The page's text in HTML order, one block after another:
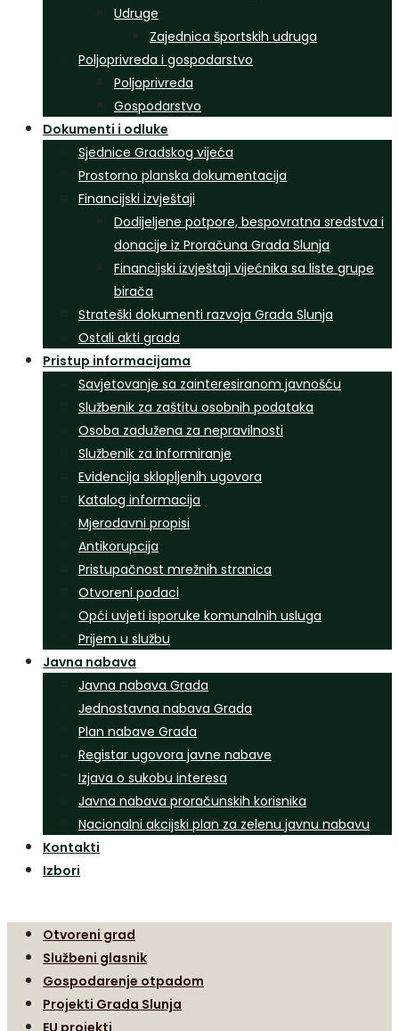
Udruge
Zajednica športskih udruga
Poljoprivreda i gospodarstvo
Poljoprivreda
Gospodarstvo
Dokumenti i odluke
Sjednice Gradskog vijeća
Prostorno planska dokumentacija
Financijski izvještaji
Dodijeljene potpore, bespovratna sredstva i
donacije iz Proračuna Grada Slunja
Financijski izvještaji vijećnika sa liste grupe
birača
Strateški dokumenti razvoja Grada Slunja
Ostali akti grada
Pristup informacijama
Savjetovanje sa zainteresiranom javnošću
Službenik za zaštitu osobnih podataka
Osoba zadužena za nepravilnosti
Službenik za informiranje
Evidencija sklopljenih ugovora
Katalog informacija
Mjerodavni propisi
Antikorupcija
Pristupačnost mrežnih stranica
Otvoreni podaci
Opći uvjeti isporuke komunalnih usluga
Prijem u službu
Javna nabava
Javna nabava Grada
Jednostavna nabava Grada
Plan nabave Grada
Registar ugovora javne nabave
Izjava o sukobu interesa
Javna nabava proračunskih korisnika
Nacionalni akcijski plan za zelenu javnu nabavu
Kontakti
Izbori
Otvoreni grad
Službeni glasnik
Gospodarenje otpadom
Projekti Grada Slunja
EU projekti